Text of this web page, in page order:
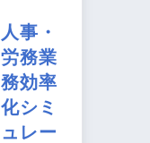
人事・
労務業
務効率
化シミ
ュレー